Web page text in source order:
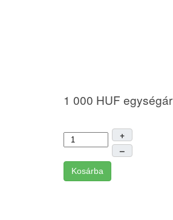
1 000 HUF egységár
+
–
Kosárba